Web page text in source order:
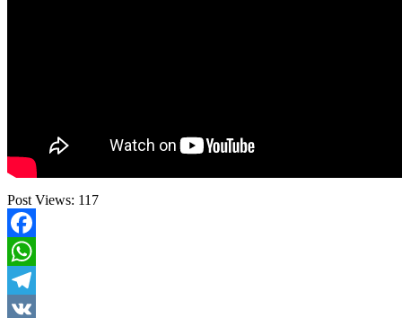
Post Views: 117
Facebook
WhatsApp
Telegram